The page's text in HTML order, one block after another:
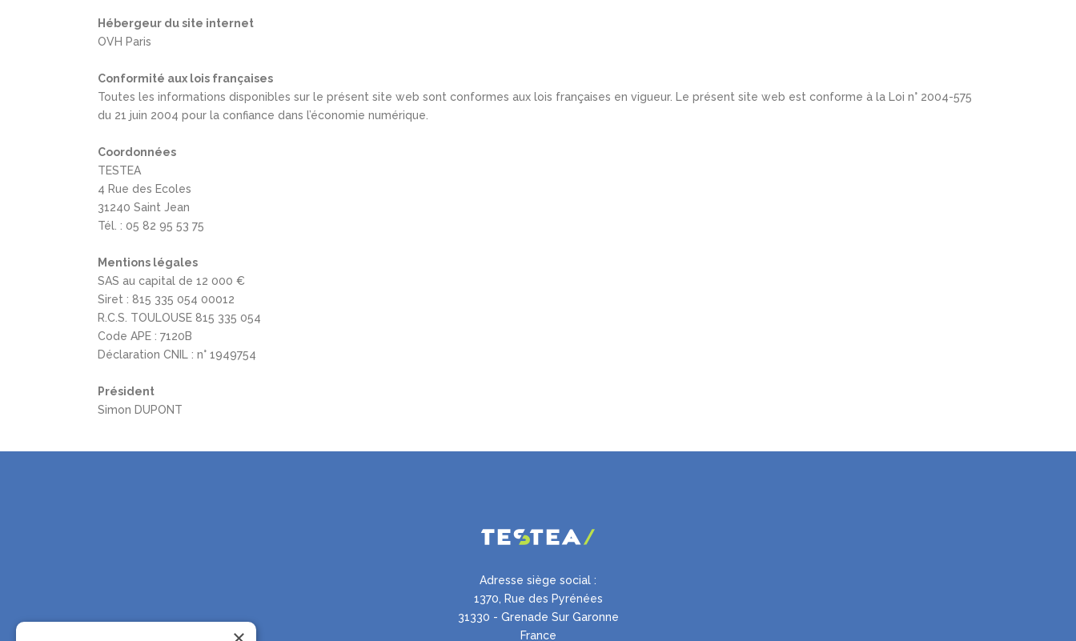
Hébergeur du site internet
OVH Paris
Conformité aux lois françaises
Toutes les informations disponibles sur le présent site web sont conformes aux lois françaises en vigueur. Le présent site web est conforme à la Loi n° 2004-575
du 21 juin 2004 pour la confiance dans l’économie numérique.
Coordonnées
TESTEA
4 Rue des Ecoles
31240 Saint Jean
Tél. : 05 82 95 53 75
Mentions légales
SAS au capital de 12 000 €
Siret : 815 335 054 00012
R.C.S. TOULOUSE 815 335 054
Code APE : 7120B
Déclaration CNIL : n° 1949754
Président
Simon DUPONT
Adresse siège social :
1370, Rue des Pyrénées
31330 - Grenade Sur Garonne
France